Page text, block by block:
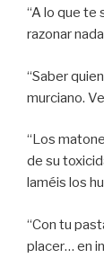
“A lo que te
razonar
“Saber
murciano.
“Los
de su
laméis los
“Con tu
placer… en